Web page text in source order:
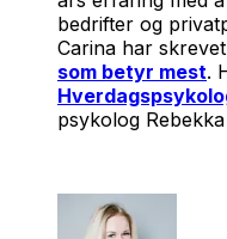
bedrifter og
Carina har skrevet
som betyr mest.
psykolog